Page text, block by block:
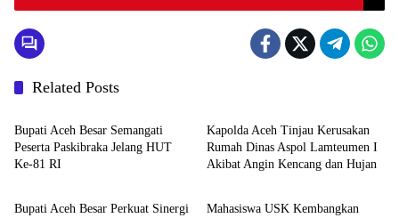
Related Posts
Berita
Bupati Aceh Besar Semangati
Peserta Paskibraka Jelang HUT
Ke-81 RI
Kapolda Aceh Tinjau Kerusakan
Rumah Dinas Aspol Lamteumen I
Akibat Angin Kencang dan Hujan
Headline
Bupati Aceh Besar Perkuat Sinergi
Headline
Mahasiswa USK Kembangkan